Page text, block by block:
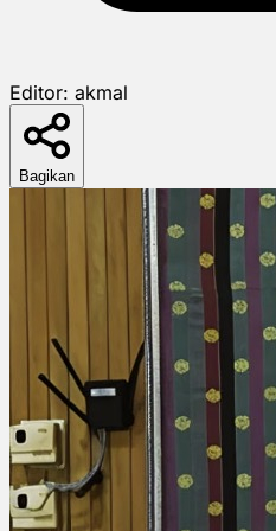
Editor: akmal
Bagikan